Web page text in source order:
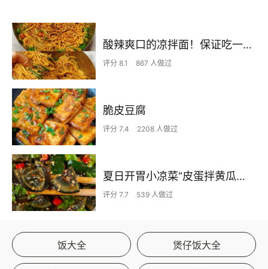
酸辣爽口的凉拌面！保证吃一次就上瘾
评分 8.1 867 人做过
脆皮豆腐
评分 7.4 2208 人做过
夏日开胃小凉菜“皮蛋拌黄瓜🥒”开胃减脂
评分 7.7 539 人做过
饭大全 煲仔饭大全